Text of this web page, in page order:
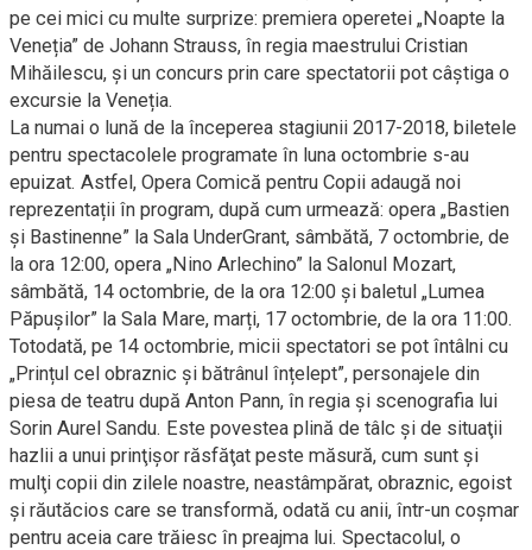
pe cei mici cu multe surprize: premiera operetei „Noapte la
Veneția” de Johann Strauss, în regia maestrului Cristian
Mihăilescu, și un concurs prin care spectatorii pot câștiga o
excursie la Veneția.
La numai o lună de la începerea stagiunii 2017-2018, biletele
pentru spectacolele programate în luna octombrie s-au
epuizat. Astfel, Opera Comică pentru Copii adaugă noi
reprezentații în program, după cum urmează: opera „Bastien
și Bastinenne” la Sala UnderGrant, sâmbătă, 7 octombrie, de
la ora 12:00, opera „Nino Arlechino” la Salonul Mozart,
sâmbătă, 14 octombrie, de la ora 12:00 și baletul „Lumea
Păpușilor” la Sala Mare, marți, 17 octombrie, de la ora 11:00.
Totodată, pe 14 octombrie, micii spectatori se pot întâlni cu
„Prințul cel obraznic și bătrânul înțelept”, personajele din
piesa de teatru după Anton Pann, în regia și scenografia lui
Sorin Aurel Sandu. Este povestea plină de tâlc şi de situaţii
hazlii a unui prinţişor răsfăţat peste măsură, cum sunt şi
mulţi copii din zilele noastre, neastâmpărat, obraznic, egoist
şi răutăcios care se transformă, odată cu anii, într-un coşmar
pentru aceia care trăiesc în preajma lui. Spectacolul, o